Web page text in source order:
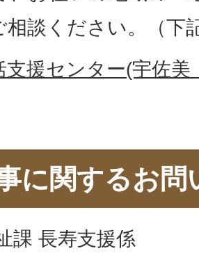
相談ください。（下
支援センター(宇佐美
に関するお問
課 長寿支援係